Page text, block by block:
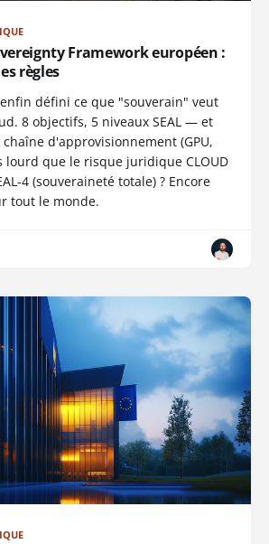
Framework européen :
règles
défini ce que "souverain" veut
8 objectifs, 5 niveaux SEAL — et
d'approvisionnement (GPU,
lourd que le risque juridique CLOUD
4 (souveraineté totale) ? Encore
tout le monde.